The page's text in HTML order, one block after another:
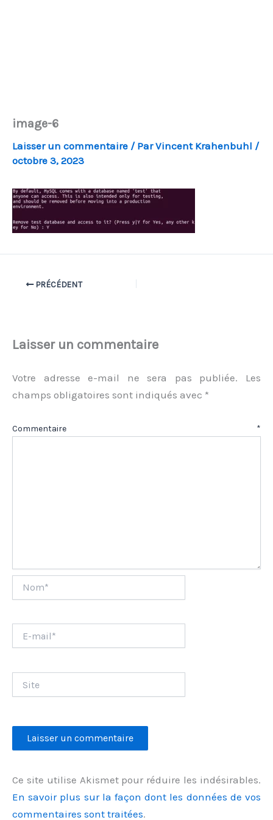
image-6
Laisser un commentaire / ParVincent Krahenbuhl /
octobre 3, 2023
PRÉCÉDENT
Laisser un commentaire
Votre adresse e-mail ne sera pas publiée.
Les
champs obligatoires sont indiqués avec *
Commentaire *
mail*
Ce site utilise Akismet pour réduire les indésirables.
En savoir plus sur la façon dont les données de vos
commentaires sont traitées.